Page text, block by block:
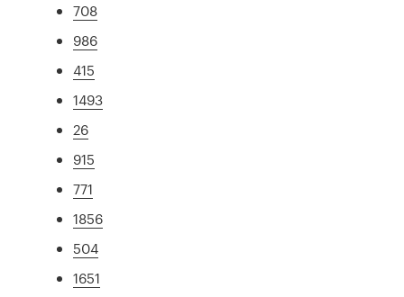
708
986
415
1493
26
915
771
1856
504
1651